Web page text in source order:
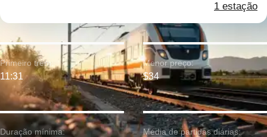
1 estação
Duração mínima:
Primeiro trem:
11:31
Menor preço:
$34
Média de partidas diárias: